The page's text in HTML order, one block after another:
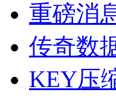
重磅消
传奇数
KEY压